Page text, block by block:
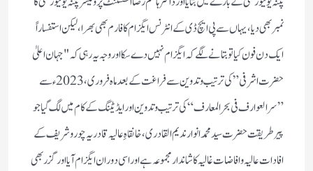
نمبر بھی دیا، یہاں سے پی ایچ ڈی کے انٹرنس ایگزام کا فارم بھی بھرا، لیکن استفساراً
ایک دن فون کیا تو بتانے لگے کہ ایگزام نہیں دے سکا اور وجہ یہ رہی کہ "جہان اعلیٰ
حضرت اشرفی” کی ترتیب و تدوین سے فراغت کے بعد ماہ فروری، 2023ء سے
”سر العوارف فی بحر المعارف“کی ترتیب و تدوین اور ایڈیٹنگ کے کام میں لگ گیا جو
پیر طریقت حضرت سید محمد انوار ندیم القادری، خانقاہِ عالیہ قادریہ چورو شریف کے
افادات عالیہ و افاضا ت غالیہ کا شاندار مجموعہ ہے اور اسی دوران ایگزام آیا اور گزر بھی